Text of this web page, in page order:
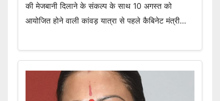
की मेजबानी दिलाने के संकल्प के साथ 10 अगस्त को
आयोजित होने वाली कांवड़ यात्रा से पहले कैबिनेट मंत्री…